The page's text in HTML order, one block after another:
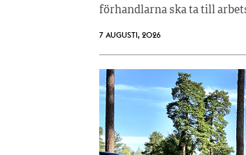
förhandlarna ska ta till
7 AUGUSTI, 2026